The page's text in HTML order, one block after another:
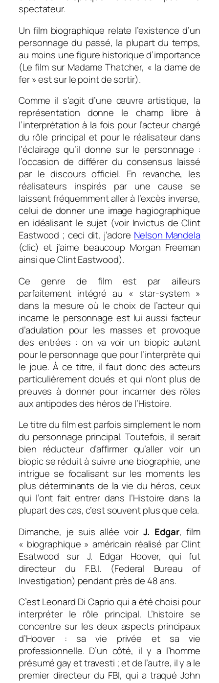
spectateur.
Un film biographique relate l’existence d’un
personnage du passé, la plupart du temps,
au moins une figure historique d’importance
(Le film sur Madame Thatcher, « la dame de
fer » est sur le point de sortir).
Comme il s’agit d’une œuvre artistique, la
représentation donne le champ libre à
l’interprétation à la fois pour l’acteur chargé
du rôle principal et pour le réalisateur dans
l’éclairage qu’il donne sur le personnage :
l’occasion de différer du consensus laissé
par le discours officiel. En revanche, les
réalisateurs inspirés par une cause se
laissent fréquemment aller à l’excès inverse,
celui de donner une image hagiographique
en idéalisant le sujet (voir Invictus de Clint
Eastwood ; ceci dit, j’adore Nelson Mandela
(clic) et j’aime beaucoup Morgan Freeman
ainsi que Clint Eastwood).
Ce genre de film est par ailleurs
parfaitement intégré au « star-system »
dans la mesure où le choix de l’acteur qui
incarne le personnage est lui aussi facteur
d’adulation pour les masses et provoque
des entrées : on va voir un biopicautant
pour le personnage que pour l’interprète qui
le joue. À ce titre, il faut donc des acteurs
particulièrement doués et qui n’ont plus de
preuves à donner pour incarner des rôles
aux antipodes des héros de l’Histoire.
Le titre du film est parfois simplement le nom
du personnage principal. Toutefois, il serait
bien réducteur d’affirmer qu’aller voir un
biopic se réduit à suivre une biographie, une
intrigue se focalisant sur les moments les
plus déterminants de la vie du héros, ceux
qui l’ont fait entrer dans l’Histoire dans la
plupart des cas, c’est souvent plus que cela.
Dimanche, je suis allée voir J. Edgar, film
« biographique » américain réalisé par Clint
Esatwood sur J. Edgar Hoover, qui fut
directeur du F.B.I. (Federal Bureau of
Investigation) pendant près de 48 ans.
C’est Leonard Di Caprio qui a été choisi pour
interpréter le rôle principal. L’histoire se
concentre sur les deux aspects principaux
d’Hoover : sa vie privée et sa vie
professionnelle. D’un côté, il y a l’homme
présumé gay et travesti ; et de l’autre, il y a le
premier directeur du FBI, qui a traqué John